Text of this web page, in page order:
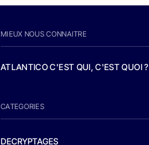
MIEUX NOUS CONNAITRE
ATLANTICO C'EST QUI, C'EST QUOI ?
CATEGORIES
DECRYPTAGES